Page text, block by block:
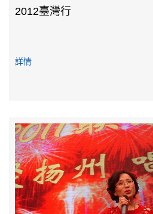
2012臺灣行
詳情